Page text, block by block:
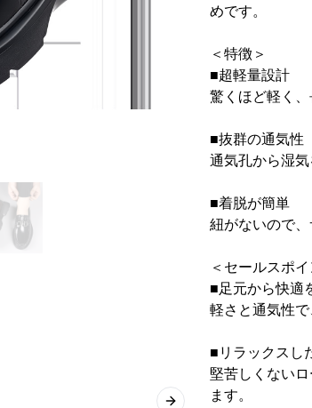
めです。
＜特徴＞
■超軽量設計
驚くほど軽く、
■抜群の通気性
通気孔から湿気
■着脱が簡単
紐がないので、
＜セールスポイ
■足元から快適
軽さと通気性で
■リラックスし
堅苦しくない
ます。